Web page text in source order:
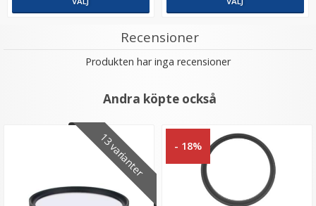
Recensioner
Produkten har inga recensioner
Andra köpte också
13 varianter - 18%